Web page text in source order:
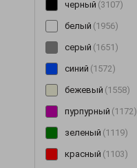
Свитеры (229)
Свитшоты (171)
Серьги (3)
(126)
(192)
Сумки
Толстовки (48)
Топы (254)
черный (3107)
белый (1956)
серый (1651)
синий (1572)
бежевый (1558)
пурпурный (1172)
зеленый (1119)
красный (1103)